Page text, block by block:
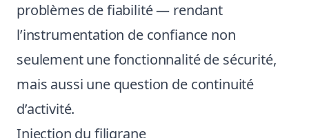
problèmes de fiabilité — rendant
l’instrumentation de confiance non
seulement une fonctionnalité de sécurité,
mais aussi une question de continuité
d’activité.
Injection du filigrane